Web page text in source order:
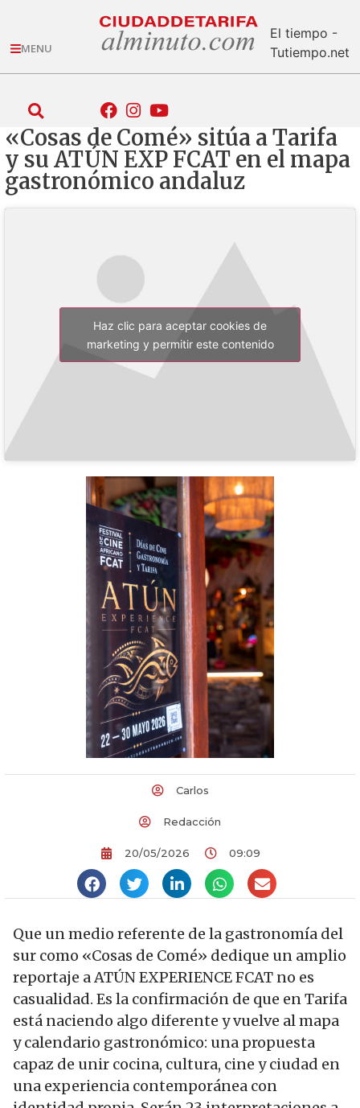
MENU
El tiempo -
Tutiempo.net
«Cosas de Comé» sitúa a Tarifa
y su ATÚN EXP FCAT en el mapa
gastronómico andaluz
Haz clic para aceptar cookies de
marketing y permitir este contenido
Carlos
Redacción
20/05/2026 09:09
Que un medio referente de la gastronomía del
sur como «Cosas de Comé» dedique un amplio
reportaje a ATÚN EXPERIENCE FCAT no es
casualidad. Es la confirmación de que en Tarifa
está naciendo algo diferente y vuelve al mapa
y calendario gastronómico: una propuesta
capaz de unir cocina, cultura, cine y ciudad en
una experiencia contemporánea con